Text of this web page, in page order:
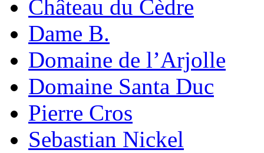
Château du Cèdre
Dame B.
Domaine de l’Arjolle
Domaine Santa Duc
Pierre Cros
Sebastian Nickel